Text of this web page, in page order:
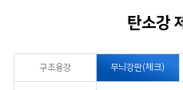
탄소강
구조용강 무늬강판(체크)